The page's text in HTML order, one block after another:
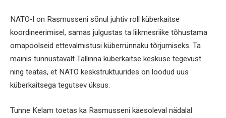
NATO-l on Rasmusseni sõnul juhtiv roll küberkaitse
koordineerimisel, samas julgustas ta liikmesriike tõhustama
omapoolseid ettevalmistusi küberrünnaku tõrjumiseks. Ta
mainis tunnustavalt Tallinna küberkaitse keskuse tegevust
ning teatas, et NATO keskstruktuurides on loodud uus
küberkaitsega tegutsev üksus.
Tunne Kelam toetas ka Rasmusseni käesoleval nädalal